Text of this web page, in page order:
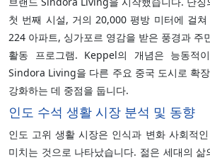
첫 번째 시설, 거의 20,000 평방 미터에 걸
224 아파트, 싱가포르 영감을 받은 풍경과 주
활동 프로그램. Keppel의 개념은 능동적
Sindora Living을 다른 주요 중국 도시로 확
강화하는 데 중점을 둡니다.
인도 수석 생활 시장 분석 및 동향
인도 고위 생활 시장은 인식과 변화 사회적
미치는 것으로 나타났습니다. 젊은 세대의